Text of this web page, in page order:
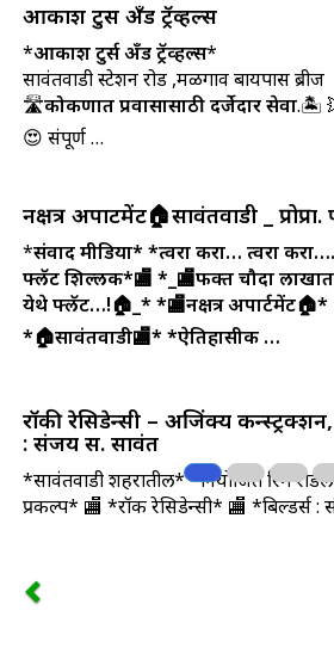
आकाश टुर्स अँड ट्रॅव्हल्स
*आकाश टुर्स अँड ट्रॅव्हल्स*
सावंतवाडी स्टेशन रोड ,मळगाव बायपास ब्रीज
🛣️कोकणात प्रवासासाठी दर्जेदार सेवा.🏝️
😍 संपूर्ण …
नक्षत्र अपार्टमेंट🏠सावंतवाडी _
*संवाद मीडिया**त्वरा करा… त्वरा
फ्लॅट शिल्लक*🏬 *_🏬फक्त चौदा
येथे फ्लॅट…!🏠_**🏬नक्षत्र अपार्टमेंट🏠*
*🏠सावंतवाडी🏬**ऐतिहासीक …
रॉकी रेसिडेन्सी – अजिंक्य
: संजय स. सावंत
*सावंतवाडी शहरातील* *नियोजित रिंग
प्रकल्प* 🏬 *रॉकी रेसिडेन्सी* 🏬